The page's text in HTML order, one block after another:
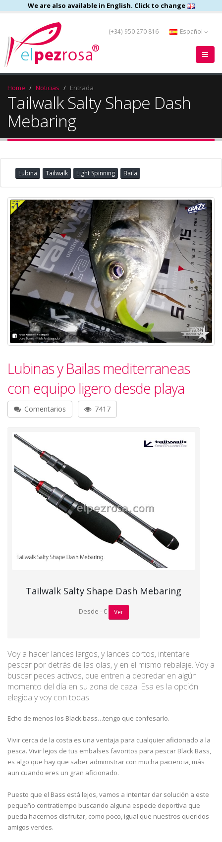
We are also available in English. Click to change
(+34) 950 270 816 Español
Home Noticias Entrada
Tailwalk Salty Shape Dash
Mebaring
Lubina Tailwalk Light Spinning Baila
Lubinas y Bailas mediterraneas
con equipo ligero desde playa
Comentarios 7417
Tailwalk Salty Shape Dash Mebaring
Desde - € Ver
Voy a hacer lances largos, y lances cortos, intentare
pescar por detrás de las olas, y en el mismo rebalaje. Voy a
buscar peces activos, que entren a depredar en algún
momento del día en su zona de caza. Esa es la opción
elegida y voy con todas.
Echo de menos los Black bass…tengo que confesarlo.
Vivir cerca de la costa es una ventaja para cualquier aficionado a la
pesca. Vivir lejos de tus embalses favoritos para pescar Black Bass,
es algo que hay que saber administrar con mucha paciencia, más
aun cuando eres un gran aficionado.
Puesto que el Bass está lejos, vamos a intentar dar solución a este
pequeño contratiempo buscando alguna especie deportiva que
pueda hacernos disfrutar, como poco, igual que nuestros queridos
amigos verdes.